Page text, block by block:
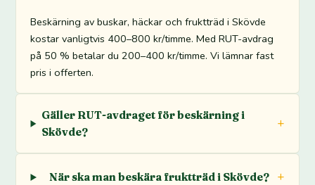
Beskärning av buskar, häckar och fruktträd i Skövde
kostar vanligtvis 400–800 kr/timme. Med RUT-avdrag
på 50 % betalar du 200–400 kr/timme. Vi lämnar fast
pris i offerten.
Gäller RUT-avdraget för beskärning i
Skövde?
När ska man beskära fruktträd i Skövde?